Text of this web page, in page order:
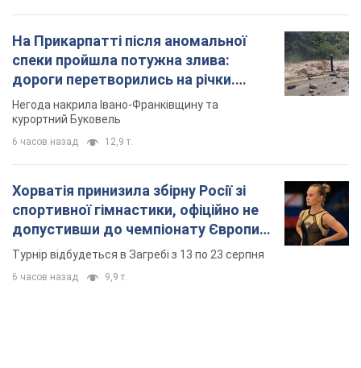
На Прикарпатті після аномальної
спеки пройшла потужна злива:
дороги перетворились на річки.
Відео
Негода накрила Івано-Франківщину та
курортний Буковель
6 часов назад 12,9 т.
Хорватія принизила збірну Росії зі
спортивної гімнастики, офіційно не
допустивши до чемпіонату Європи
основних спортсменів
Турнір відбудеться в Загребі з 13 по 23 серпня
6 часов назад 9,9 т.